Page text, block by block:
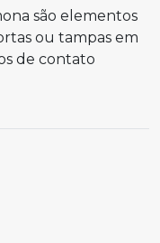
são elementos
ou tampas em
de contato